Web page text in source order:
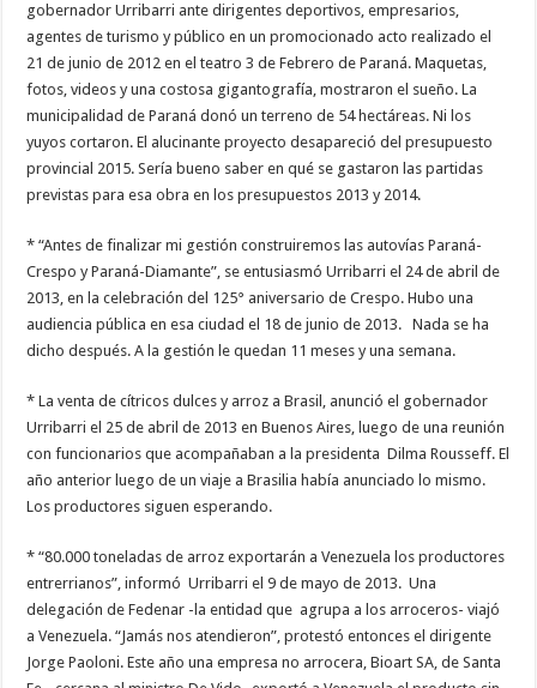
gobernador Urribarri ante dirigentes deportivos, empresarios,
agentes de turismo y público en un promocionado acto realizado el
21 de junio de 2012 en el teatro 3 de Febrero de Paraná. Maquetas,
fotos, videos y una costosa gigantografía, mostraron el sueño. La
municipalidad de Paraná donó un terreno de 54 hectáreas. Ni los
yuyos cortaron. El alucinante proyecto desapareció del presupuesto
provincial 2015. Sería bueno saber en qué se gastaron las partidas
previstas para esa obra en los presupuestos 2013 y 2014.
* “Antes de finalizar mi gestión construiremos las autovías Paraná-
Crespo y Paraná-Diamante”, se entusiasmó Urribarri el 24 de abril de
2013, en la celebración del 125° aniversario de Crespo. Hubo una
audiencia pública en esa ciudad el 18 de junio de 2013. Nada se ha
dicho después. A la gestión le quedan 11 meses y una semana.
* La venta de cítricos dulces y arroz a Brasil, anunció el gobernador
Urribarri el 25 de abril de 2013 en Buenos Aires, luego de una reunión
con funcionarios que acompañaban a la presidenta Dilma Rousseff. El
año anterior luego de un viaje a Brasilia había anunciado lo mismo.
Los productores siguen esperando.
* “80.000 toneladas de arroz exportarán a Venezuela los productores
entrerrianos”, informó Urribarri el 9 de mayo de 2013. Una
delegación de Fedenar -la entidad que agrupa a los arroceros- viajó
a Venezuela. “Jamás nos atendieron”, protestó entonces el dirigente
Jorge Paoloni. Este año una empresa no arrocera, Bioart SA, de Santa